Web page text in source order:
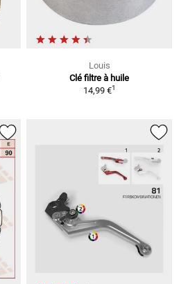
Louis
Clé filtre à huile
14,99 €1